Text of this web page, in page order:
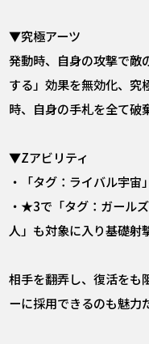
▼究極アーツ
発動時、自身の攻撃で敵
する」効果を無効化、究
時、自身の手札を全て破
▼Zアビリティ
・「タグ：ライバル宇
・★3で「タグ：ガール
人」も対象に入り基礎射
相手を翻弄し、復活をも
ーに採用できるのも魅力